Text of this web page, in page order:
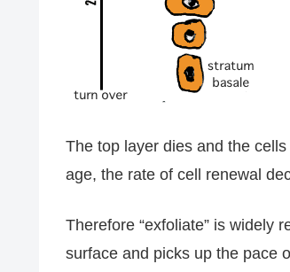
The top layer dies and the
age, the rate of cell renewal
Therefore “exfoliate” is widely
surface and picks up the pace